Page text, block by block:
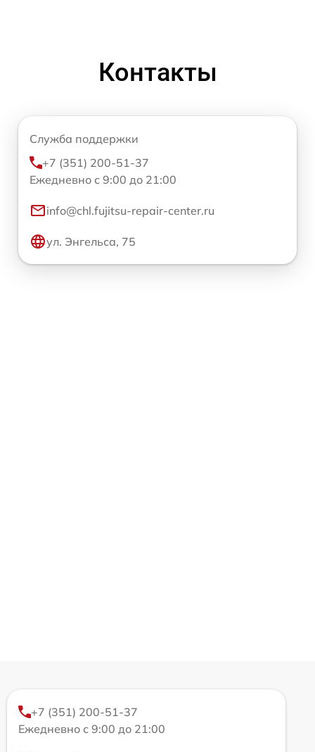
Контакты
Служба поддержки
+7 (351) 200-51-37
Ежедневно с 9:00 до 21:00
info@chl.fujitsu-repair-center.ru
ул. Энгельса, 75
+7 (351) 200-51-37
Ежедневно с 9:00 до 21:00